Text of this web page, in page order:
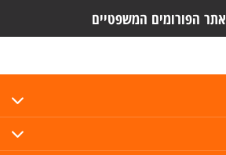
אתר הפורומים המשפטיים